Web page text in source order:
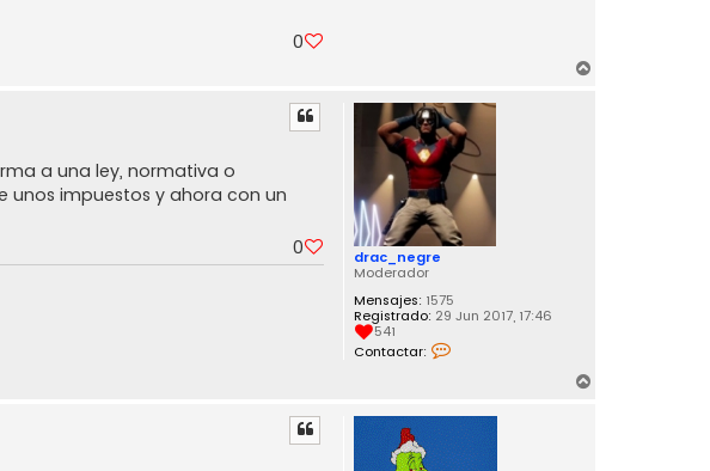
0
drac_negre
Moderador
Mensajes: 1575
Registrado: 29 Jun 2017, 17:46
541
Contactar:
c
t
a
a una ley, normativa o
unos impuestos y ahora con un
0